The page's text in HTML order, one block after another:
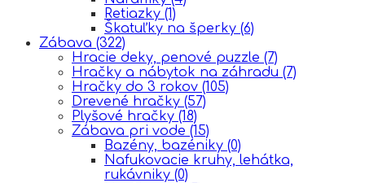
Retiazky (1)
Škatuľky na šperky (6)
Zábava (322)
Hracie deky, penové puzzle (7)
Hračky a nábytok na záhradu (7)
Hračky do 3 rokov (105)
Drevené hračky (57)
Plyšové hračky (18)
Zábava pri vode (15)
Bazény, bazéniky (0)
Nafukovacie kruhy, lehátka,
rukávniky (0)